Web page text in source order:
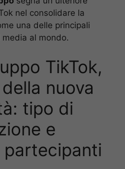
nel consolidare la
una delle principali
al mondo.
TikTok,
nuova
tipo di
e
partecipanti